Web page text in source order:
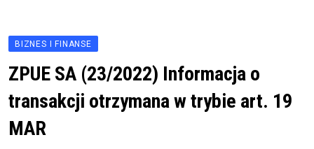
BIZNES I FINANSE
ZPUE SA (23/2022) Informacja o
transakcji otrzymana w trybie art. 19
MAR